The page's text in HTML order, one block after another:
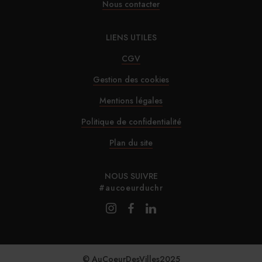
Marnie House a ouvert ses portes au Touquet
Brown-Forman rejette l’offre de Sazerac
29/07/2026
La Maison de la Pistache s’installe à Marseille
Nous contacter
LIENS UTILES
CGV
Gestion des cookies
Mentions légales
Politique de confidentialité
Plan du site
NOUS SUIVRE
#aucoeurduchr
© AuCoeurDesVilles2025